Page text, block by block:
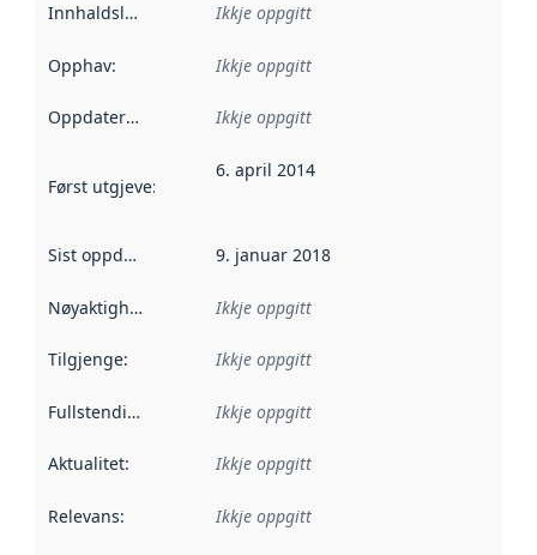
Innhaldsleverandørar :
Ikkje oppgitt
Opphav: Ikkje oppgitt
Oppdateringsfrekvens :
Ikkje oppgitt
Først utgjeve: Denne datoen seier når dataa i dette
6. april 2014
Sist oppdatert 9. januar 2018
Nøyaktigheit Ikkje oppgitt
Tilgjenge: Ikkje oppgitt
Fullstendigheit Ikkje oppgitt
Aktualitet: Ikkje oppgitt
Relevans: Ikkje oppgitt